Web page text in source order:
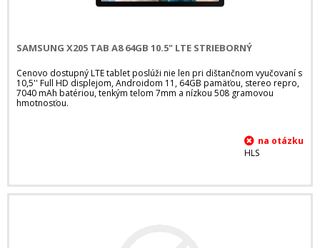
SAMSUNG X205 TAB A8 64GB 10.5" LTE STRIEBORNÝ
Cenovo dostupný LTE tablet poslúži nie len pri dištančnom vyučovaní s
10,5'' Full HD displejom, Androidom 11, 64GB pamäťou, stereo repro,
7040 mAh batériou, tenkým telom 7mm a nízkou 508 gramovou
hmotnosťou.
HLS